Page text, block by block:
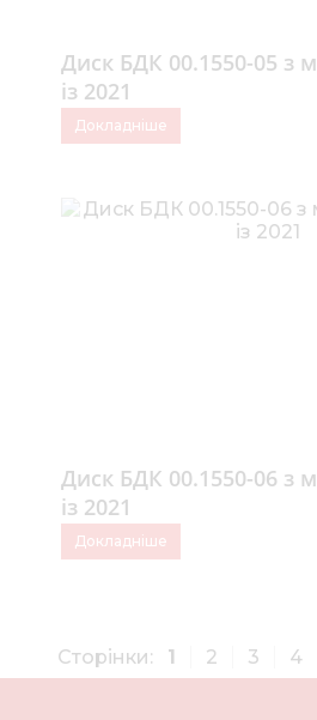
Диск БДК 00.1550-05 з
із 2021
Докладніше
Диск БДК 00.1550-06 з
із 2021
Докладніше
Сторінки: 1 2 3 4